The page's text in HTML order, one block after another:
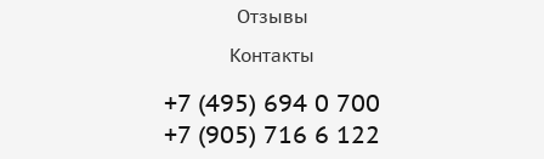
Отзывы
Контакты
+7 (495) 694 0 700
+7 (905) 716 6 122